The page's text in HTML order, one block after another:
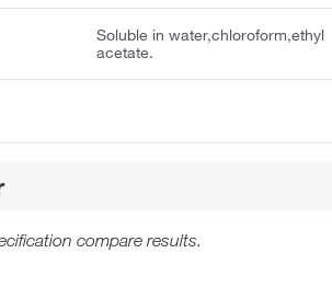
Soluble in water,chloroform,ethyl
acetate.
compare results.